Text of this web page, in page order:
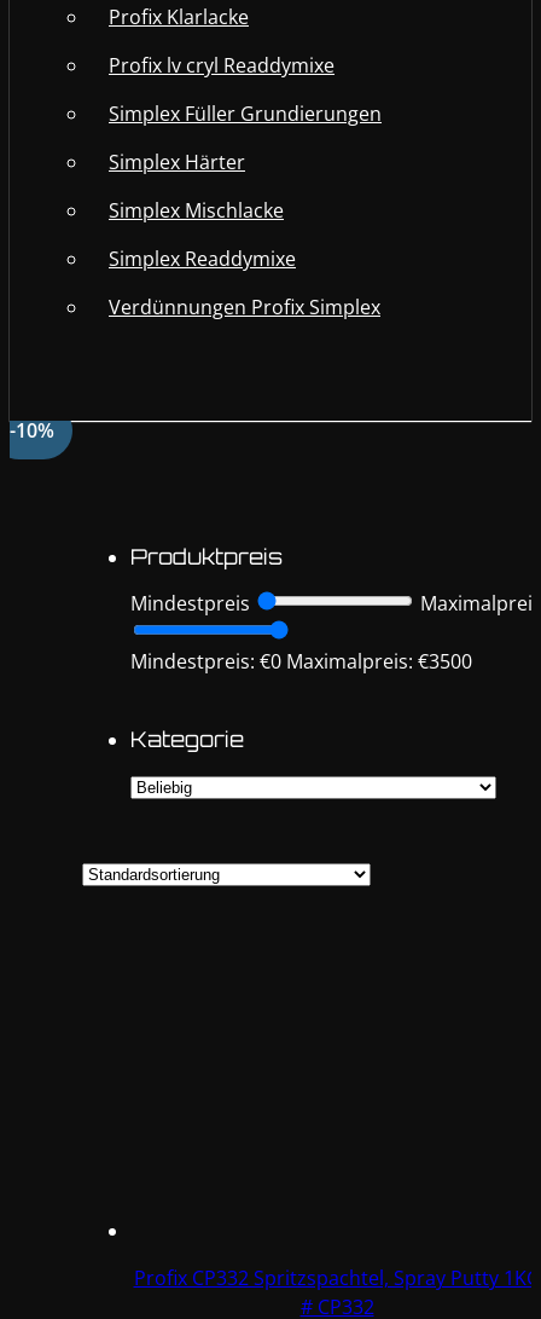
Profix Klarlacke
Profix lv cryl Readdymixe
Simplex Füller Grundierungen
Simplex Härter
Simplex Mischlacke
Simplex Readdymixe
Verdünnungen Profix Simplex
Produktpreis
Mindestpreis
Maximalpreis
Mindestpreis: €0 Maximalpreis: €3500
Kategorie
Profix CP332 Spritzspachtel, Spray Putty 1KG
# CP332
-10%